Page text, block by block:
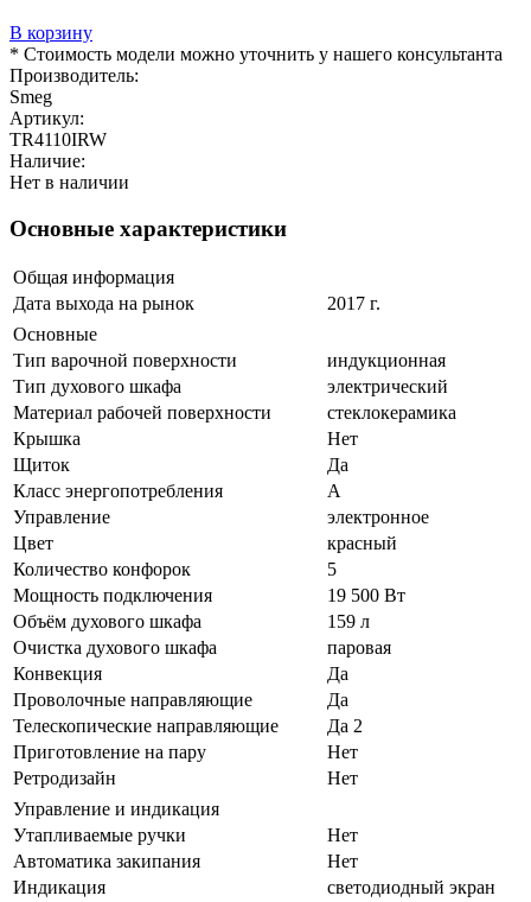
В корзину
* Стоимость модели можно уточнить у нашего консультанта
Производитель:
Smeg
Артикул:
TR4110IRW
Наличие:
Нет в наличии
Основные характеристики
Общая информация
Дата выхода на рынок
2017 г.
Основные
Тип варочной поверхности
индукционная
Тип духового шкафа
электрический
Материал рабочей поверхности
cтеклокерамика
Крышка
Нет
Щиток
Да
Класс энергопотребления
A
Управление
электронное
Цвет
красный
Количество конфорок
5
Мощность подключения
19 500 Вт
Объём духового шкафа
159 л
Очистка духового шкафа
паровая
Конвекция
Да
Проволочные направляющие
Да
Телескопические направляющие
Да 2
Приготовление на пару
Нет
Ретродизайн
Нет
Управление и индикация
Утапливаемые ручки
Нет
Автоматика закипания
Нет
Индикация
светодиодный экран